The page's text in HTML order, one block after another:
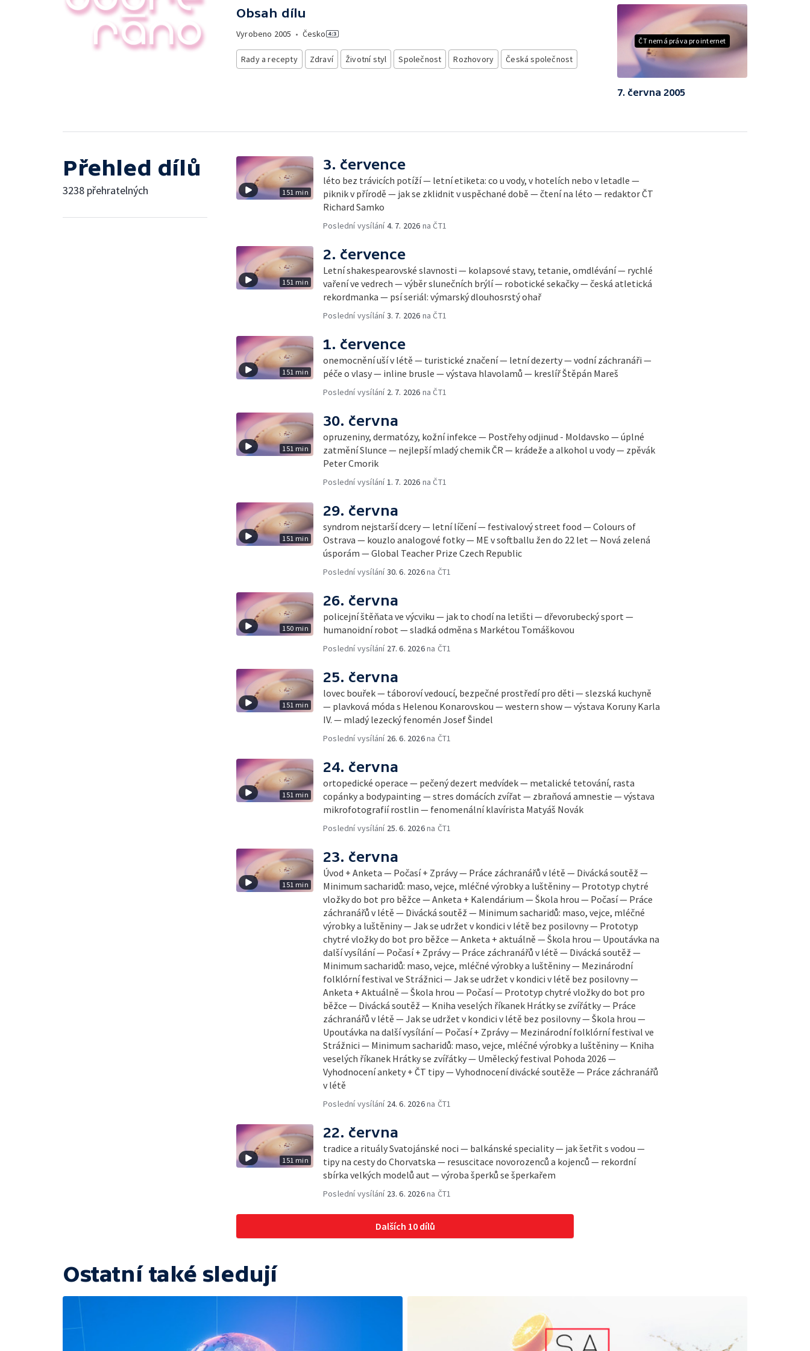
Obsah dílu
Vyrobeno 2005 • Česko
Rady a recepty Zdraví Životní styl Společnost Rozhovory Česká společnost
ČT nemá práva pro internet
7. června 2005
Přehled dílů
3238 přehratelných 151 min
3. července
léto bez trávicích potíží — letní etiketa: co u vody, v hotelích nebo v letadle —
piknik v přírodě — jak se zklidnit v uspěchané době — čtení na léto — redaktor ČT
Richard Samko
Poslední vysílání4. 7. 2026 na ČT1
151 min
2. července
Letní shakespearovské slavnosti — kolapsové stavy, tetanie, omdlévání — rychlé
vaření ve vedrech — výběr slunečních brýlí — robotické sekačky — česká atletická
rekordmanka — psí seriál: výmarský dlouhosrstý ohař
Poslední vysílání3. 7. 2026 na ČT1
151 min
1. července
onemocnění uší v létě — turistické značení — letní dezerty — vodní záchranáři —
péče o vlasy — inline brusle — výstava hlavolamů — kreslíř Štěpán Mareš
Poslední vysílání 2. 7. 2026 na ČT1
151 min
30. června
opruzeniny, dermatózy, kožní infekce — Postřehy odjinud - Moldavsko — úplné
zatmění Slunce — nejlepší mladý chemik ČR — krádeže a alkohol u vody — zpěvák
Peter Cmorik
Poslední vysílání 1. 7. 2026 na ČT1
151 min
29. června
syndrom nejstarší dcery — letní líčení — festivalový street food — Colours of
Ostrava — kouzlo analogové fotky — ME v softballu žen do 22 let — Nová zelená
úsporám — Global Teacher Prize Czech Republic
Poslední vysílání30. 6. 2026na ČT1
150 min
26. června
policejní štěňata ve výcviku — jak to chodí na letišti — dřevorubecký sport —
humanoidní robot — sladká odměna s Markétou Tomáškovou
Poslední vysílání 27. 6. 2026na ČT1
151 min
25. června
lovec bouřek — táboroví vedoucí, bezpečné prostředí pro děti — slezská kuchyně
— plavková móda s Helenou Konarovskou — western show — výstava Koruny Karla
IV. — mladý lezecký fenomén Josef Šindel
Poslední vysílání 26. 6. 2026na ČT1
151 min
24. června
ortopedické operace — pečený dezert medvídek — metalické tetování, rasta
copánky a bodypainting — stres domácích zvířat — zbraňová amnestie — výstava
mikrofotografií rostlin — fenomenální klavírista Matyáš Novák
Poslední vysílání 25. 6. 2026na ČT1
151 min
23. června
Úvod + Anketa — Počasí + Zprávy — Práce záchranářů v létě — Divácká soutěž —
Minimum sacharidů: maso, vejce, mléčné výrobky a luštěniny — Prototyp chytré
vložky do bot pro běžce — Anketa + Kalendárium — Škola hrou — Počasí — Práce
záchranářů v létě — Divácká soutěž — Minimum sacharidů: maso, vejce, mléčné
výrobky a luštěniny — Jak se udržet v kondici v létě bez posilovny — Prototyp
chytré vložky do bot pro běžce — Anketa + aktuálně — Škola hrou — Upoutávka na
další vysílání — Počasí + Zprávy — Práce záchranářů v létě — Divácká soutěž —
Minimum sacharidů: maso, vejce, mléčné výrobky a luštěniny — Mezinárodní
folklórní festival ve Strážnici — Jak se udržet v kondici v létě bez posilovny —
Anketa + Aktuálně — Škola hrou — Počasí — Prototyp chytré vložky do bot pro
běžce — Divácká soutěž — Kniha veselých říkanek Hrátky se zvířátky — Práce
záchranářů v létě — Jak se udržet v kondici v létě bez posilovny — Škola hrou —
Upoutávka na další vysílání — Počasí + Zprávy — Mezinárodní folklórní festival ve
Strážnici — Minimum sacharidů: maso, vejce, mléčné výrobky a luštěniny — Kniha
veselých říkanek Hrátky se zvířátky — Umělecký festival Pohoda 2026 —
Vyhodnocení ankety + ČT tipy — Vyhodnocení divácké soutěže — Práce záchranářů
v létě
Poslední vysílání 24. 6. 2026na ČT1
151 min
22. června
tradice a rituály Svatojánské noci — balkánské speciality — jak šetřit s vodou —
tipy na cesty do Chorvatska — resuscitace novorozenců a kojenců — rekordní
sbírka velkých modelů aut — výroba šperků se šperkařem
Poslední vysílání 23. 6. 2026na ČT1
Dalších 10 dílů
Ostatní také sledují